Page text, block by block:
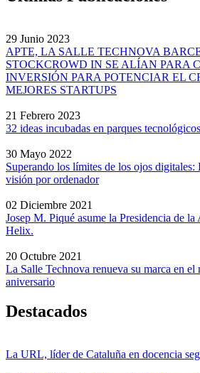
29 Junio 2023
APTE, LA SALLE TECHNOVA
STOCKCROWD IN SE ALÍAN PARA
INVERSIÓN PARA POTENCIAR EL
MEJORES STARTUPS
21 Febrero 2023
32 ideas incubadas en parques
30 Mayo 2022
Superando los límites de los ojos digitales:
visión por ordenador
02 Diciembre 2021
Josep M. Piqué asume la Presidencia de
Helix.
20 Octubre 2021
La Salle Technova renueva su marca en el
aniversario
Destacados
La URL, líder de Cataluña en docencia